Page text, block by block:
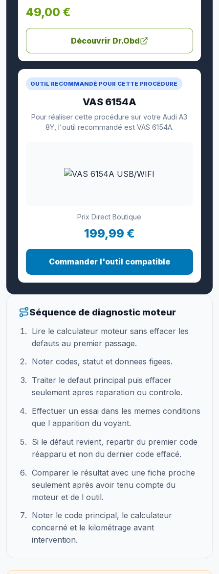
OUTIL RECOMMANDÉ POUR CETTE PROCÉDURE
VAS 6154A
Pour réaliser cette procédure sur votre Audi A3
8Y, l'outil recommandé est VAS 6154A.
Prix Direct Boutique
199,99 €
Commander l'outil compatible
49,00 €
Découvrir Dr.Obd
Séquence de diagnostic moteur
Lire le calculateur moteur sans effacer les
defauts au premier passage.
Noter codes, statut et donnees figees.
Traiter le defaut principal puis effacer
seulement apres reparation ou controle.
Effectuer un essai dans les memes conditions
que l apparition du voyant.
Si le défaut revient, repartir du premier code
réapparu et non du dernier code effacé.
Comparer le résultat avec une fiche proche
seulement après avoir tenu compte du
moteur et de l outil.
Noter le code principal, le calculateur
concerné et le kilométrage avant
intervention.